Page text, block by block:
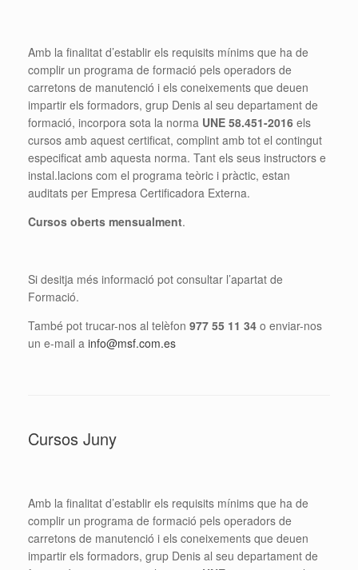
Amb la finalitat d’establir els requisits mínims que ha de
complir un programa de formació pels operadors de
carretons de manutenció i els coneixements que deuen
impartir els formadors, grup Denis al seu departament de
formació, incorpora sota la norma UNE 58.451-2016 els
cursos amb aquest certificat, complint amb tot el contingut
especificat amb aquesta norma. Tant els seus instructors e
instal.lacions com el programa teòric i pràctic, estan
auditats per Empresa Certificadora Externa.
Cursos oberts mensualment.
Si desitja més informació pot consultar l’apartat de
Formació.
També pot trucar-nos al telèfon 977 55 11 34 o enviar-nos
un e-mail a info@msf.com.es
Cursos Juny
Amb la finalitat d’establir els requisits mínims que ha de
complir un programa de formació pels operadors de
carretons de manutenció i els coneixements que deuen
impartir els formadors, grup Denis al seu departament de